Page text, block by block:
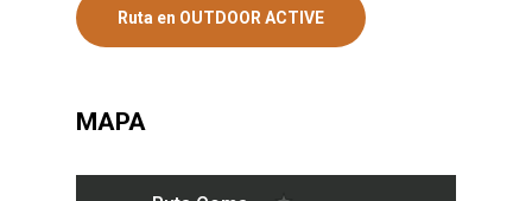
Ruta en OUTDOOR ACTIVE
MAPA